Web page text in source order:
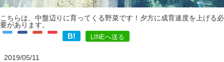
こちらは、中盤辺りに育ってくる野菜です！夕方に成育速度を上げる必
要があります。
B! LINEへ送る
2019/05/11